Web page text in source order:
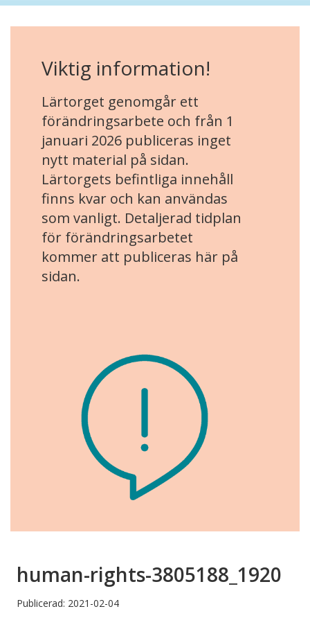
Viktig information!
Lärtorget genomgår ett
förändringsarbete och från 1
januari 2026 publiceras inget
nytt material på sidan.
Lärtorgets befintliga innehåll
finns kvar och kan användas
som vanligt. Detaljerad tidplan
för förändringsarbetet
kommer att publiceras här på
sidan.
human-rights-3805188_1920
Publicerad: 2021-02-04